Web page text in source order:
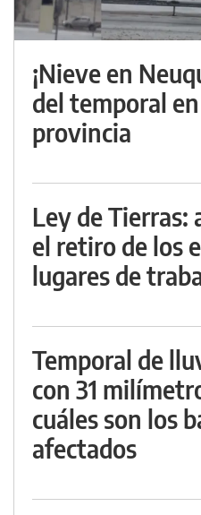
¡Nieve en
del temporal
provincia
Ley de Tierras:
el retiro de los
lugares de
Temporal de
con 31
cuáles son los
afectados